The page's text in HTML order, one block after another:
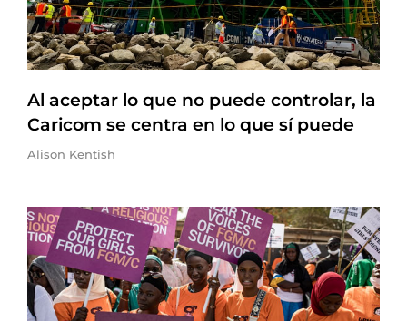
Al aceptar lo que no puede controlar, la
Caricom se centra en lo que sí puede
Alison Kentish